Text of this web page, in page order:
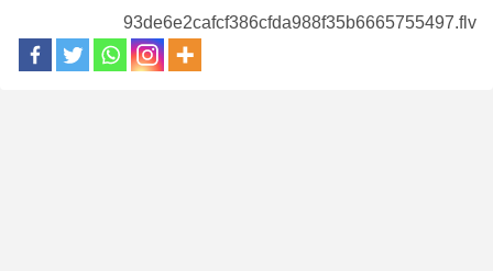
93de6e2cafcf386cfda988f35b6665755497.flv